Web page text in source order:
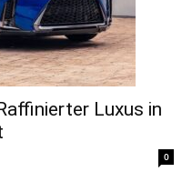
Luxus in
0